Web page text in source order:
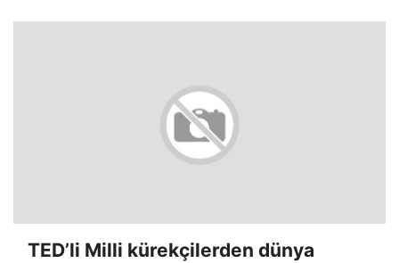
TED’li Milli kürekçilerden dünya